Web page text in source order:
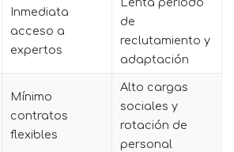
Inmediata
acceso a
expertos
Lenta periodo
de
reclutamiento y
adaptación
Mínimo
contratos
flexibles
Alto cargas
sociales y
rotación de
personal